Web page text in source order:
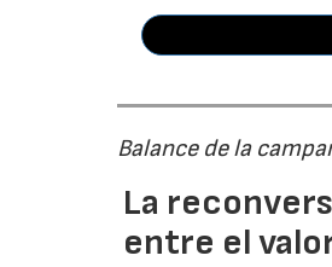
Balance de la
La
entre el